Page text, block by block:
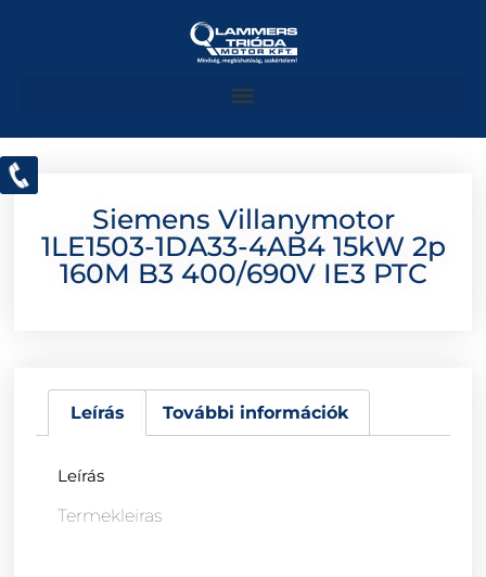
Siemens Villanymotor
1LE1503-1DA33-4AB4 15kW 2p
160M B3 400/690V IE3 PTC
Leírás További információk
Leírás
Termekleiras